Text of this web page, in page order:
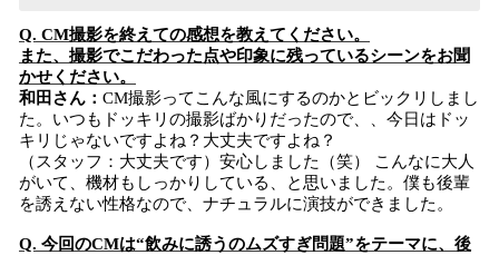
Q. CM撮影を終えての感想を教えてください。
また、撮影でこだわった点や印象に残っているシーンをお聞
かせください。
和田さん： CM撮影ってこんな風にするのかとビックリしまし
た。いつもドッキリの撮影ばかりだったので、、今日はドッ
キリじゃないですよね？大丈夫ですよね？
（スタッフ：大丈夫です）安心しました（笑） こんなに大人
がいて、機材もしっかりしている、と思いました。僕も後輩
を誘えない性格なので、ナチュラルに演技ができました。
Q. 今回のCMは“飲みに誘うのムズすぎ問題”をテーマに、後